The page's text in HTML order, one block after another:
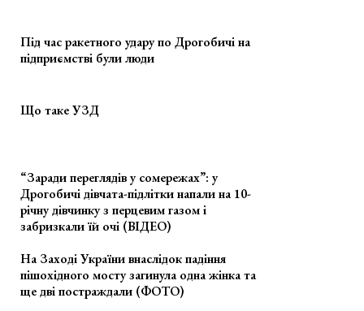
Під час ракетного удару по Дрогобичі на
підприємстві були люди
Що таке УЗД
“Заради переглядів у сомережах”: у
Дрогобичі дівчата-підлітки напали на 10-
річну дівчинку з перцевим газом і
забризкали їй очі (ВІДЕО)
На Заході України внаслідок падіння
пішохідного мосту загинула одна жінка та
ще дві постраждали (ФОТО)